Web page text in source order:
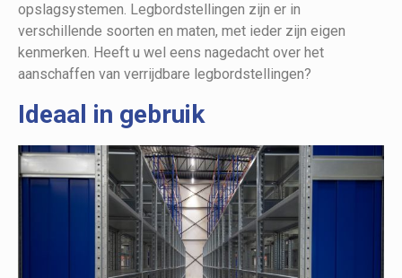
opslagsystemen. Legbordstellingen zijn er in
verschillende soorten en maten, met ieder zijn eigen
kenmerken. Heeft u wel eens nagedacht over het
aanschaffen van verrijdbare legbordstellingen?
Ideaal in gebruik